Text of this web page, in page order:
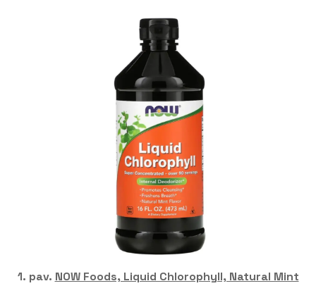
1. pav. NOW Foods, Liquid Chlorophyll, Natural Mint